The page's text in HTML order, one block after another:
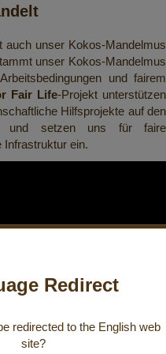
auch unser Kokos-Mandelmus
unser Kokos-Mandelmus
und fairem
Fair Life-Projekt unterstützen
Hilfsprojekte auf den
und setzen uns für faire
Infrastruktur ein.
Redirect
redirected to the English web
site?